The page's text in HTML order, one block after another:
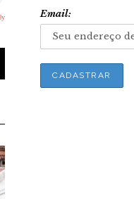
Email: